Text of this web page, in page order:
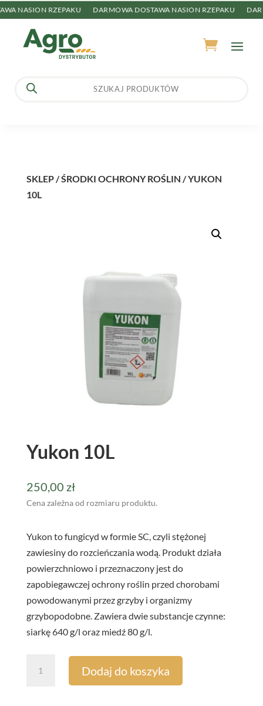
NASION RZEPAKU DARMOWA DOSTAWA NASION RZEPAKU
Wyszukiwarka
produktów
SKLEP/ŚRODKI OCHRONY ROŚLIN / YUKON
10L
Yukon 10L
250,00 zł
Cena zależna od rozmiaru produktu.
Yukon to fungicyd w formie SC, czyli stężonej
zawiesiny do rozcieńczania wodą. Produkt działa
powierzchniowo i przeznaczony jest do
zapobiegawczej ochrony roślin przed chorobami
powodowanymi przez grzyby i organizmy
grzybopodobne. Zawiera dwie substancje czynne:
siarkę 640 g/l oraz miedź 80 g/l.
Yukon
Dodaj do koszyka